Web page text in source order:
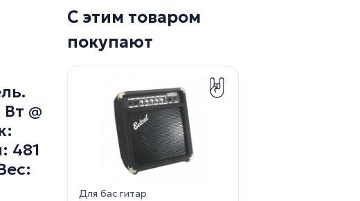
@
481
С этим товаром
покупают
Для бас гитар